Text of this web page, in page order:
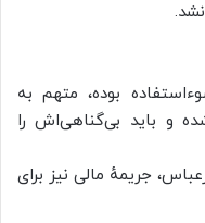
بوده، متهم به
و باید بی‌گناهی‌اش را
جریمهٔ مالی نیز برای